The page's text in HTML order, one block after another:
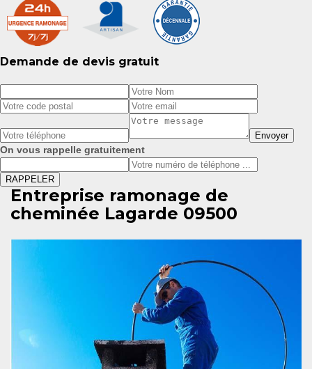
Demande de devis gratuit
On vous rappelle gratuitement
Entreprise ramonage de
cheminée Lagarde 09500